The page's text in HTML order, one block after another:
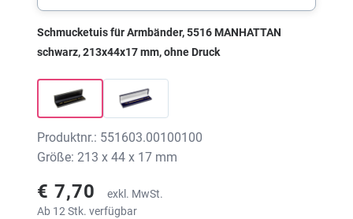
Schmucketuis für Armbänder, 5516 MANHATTAN
schwarz, 213x44x17 mm, ohne Druck
Produktnr.: 551603.00100100
Größe: 213 x 44 x 17 mm
€ 7,70
exkl. MwSt.
Ab 12 Stk. verfügbar